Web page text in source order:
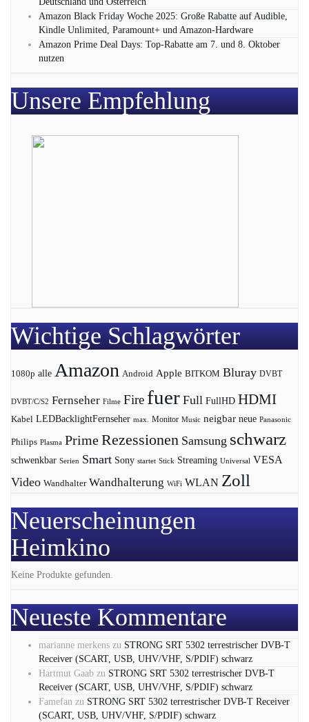
Amazon Black Friday Woche 2025: Große Rabatte auf Audible,
Kindle Unlimited, Paramount+ und Amazon‑Hardware
Amazon Prime Deal Days: Top-Rabatte am 7. und 8. Oktober
nutzen
Unsere Empfehlung
Wichtige Schlagwörter
1080p alle Amazon Android Apple BITKOM Bluray DVBT
DVBT/C/S2 Fernseher Filme Fire fuer Full FullHD HDMI
Kabel LEDBacklightFernseher max. Monitor Music neigbar neue Panasonic
Philips Plasma PrimeRezessionen Samsung schwarz
schwenkbar Serien Smart Sony startet Stick Streaming Universal VESA
Video Wandhalter Wandhalterung WiFi WLAN Zoll
Neuerscheinungen
Heimkino
Keine Produkte gefunden.
Neueste Kommentare
marianne merkens zu STRONG SRT 5302 terrestrischer DVB-T
Receiver (SCART, USB, UHV/VHF, S/PDIF) schwarz
Hartmut Gaab zu STRONG SRT 5302 terrestrischer DVB-T
Receiver (SCART, USB, UHV/VHF, S/PDIF) schwarz
Famefan zu STRONG SRT 5302 terrestrischer DVB-T Receiver
(SCART, USB, UHV/VHF, S/PDIF) schwarz